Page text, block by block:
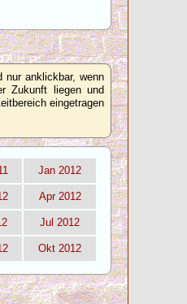
nur anklickbar, wenn
Zukunft liegen und
eingetragen
Jan 2012
Apr 2012
Jul 2012
Okt 2012